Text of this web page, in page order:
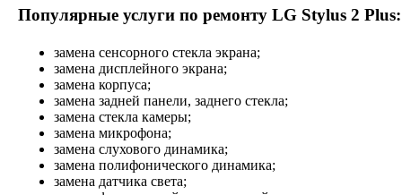
Популярные услуги по ремонту LG Stylus 2 Plus:
замена сенсорного стекла экрана;
замена дисплейного экрана;
замена корпуса;
замена задней панели, заднего стекла;
замена стекла камеры;
замена микрофона;
замена слухового динамика;
замена полифонического динамика;
замена датчика света;